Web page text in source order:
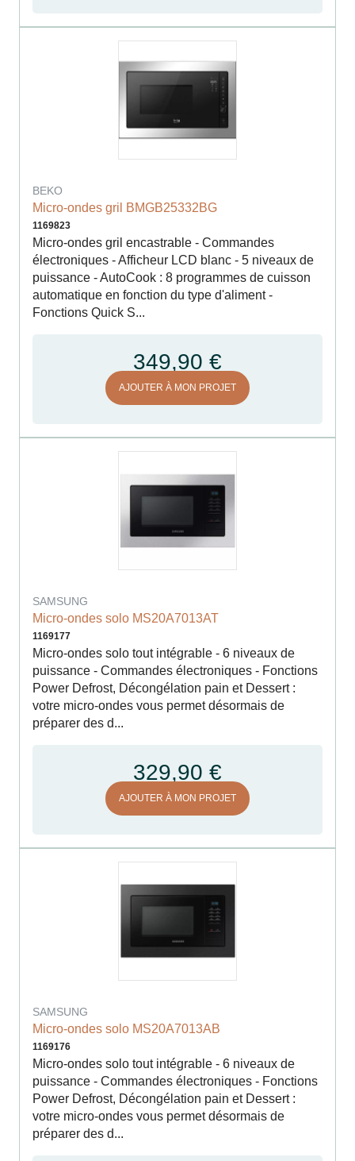
BEKO
Micro-ondes gril BMGB25332BG
1169823
Micro-ondes gril encastrable - Commandes
électroniques - Afficheur LCD blanc - 5 niveaux de
puissance - AutoCook : 8 programmes de cuisson
automatique en fonction du type d'aliment -
Fonctions Quick S...
349,90 €
AJOUTER À MON PROJET
SAMSUNG
Micro-ondes solo MS20A7013AT
1169177
Micro-ondes solo tout intégrable - 6 niveaux de
puissance - Commandes électroniques - Fonctions
Power Defrost, Décongélation pain et Dessert :
votre micro-ondes vous permet désormais de
préparer des d...
329,90 €
AJOUTER À MON PROJET
SAMSUNG
Micro-ondes solo MS20A7013AB
1169176
Micro-ondes solo tout intégrable - 6 niveaux de
puissance - Commandes électroniques - Fonctions
Power Defrost, Décongélation pain et Dessert :
votre micro-ondes vous permet désormais de
préparer des d...